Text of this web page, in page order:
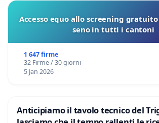
Accesso equo allo screening
seno in tutti i cantoni
1 647 firme
32 Firme / 30 giorni
5 Jan 2026
Anticipiamo il tavolo tecnico del